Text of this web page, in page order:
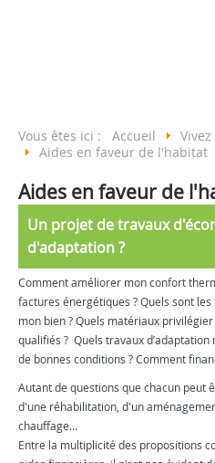
Vous êtes ici : Accueil
Aides en faveur de l'habitat
Aides en faveur de
Un projet de travaux
d'adaptation ?
Comment améliorer mon confort
factures énergétiques ? Quels sont
mon bien ? Quels matériaux
qualifiés ? Quels travaux
de bonnes conditions ? Comment
Autant de questions que chacun peut
d'une réhabilitation, d'un
chauffage…
Entre la multiplicité des propositions